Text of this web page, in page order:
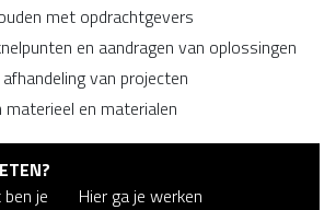
met opdrachtgevers
en aandragen van oplossingen
van projecten
materieel en materialen
je Hier ga je werken